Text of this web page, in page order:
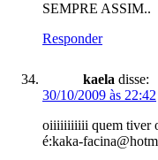
SEMPRE ASSIM..
Responder
kaela disse:
30/10/2009 às 22:42
oiiiiiiiiiii quem tiver
é:kaka-